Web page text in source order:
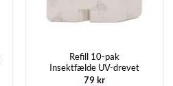
Refill 10-pak
Insektfælde UV-drevet
79kr